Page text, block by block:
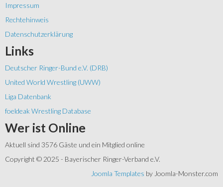
Impressum
Rechtehinweis
Datenschutzerklärung
Links
Deutscher Ringer-Bund e.V. (DRB)
United World Wrestling (UWW)
Liga Datenbank
foeldeak Wrestling Database
Wer ist Online
Aktuell sind 3576 Gäste und ein Mitglied online
Copyright © 2025 - Bayerischer Ringer-Verband e.V.
Joomla Templates by Joomla-Monster.com